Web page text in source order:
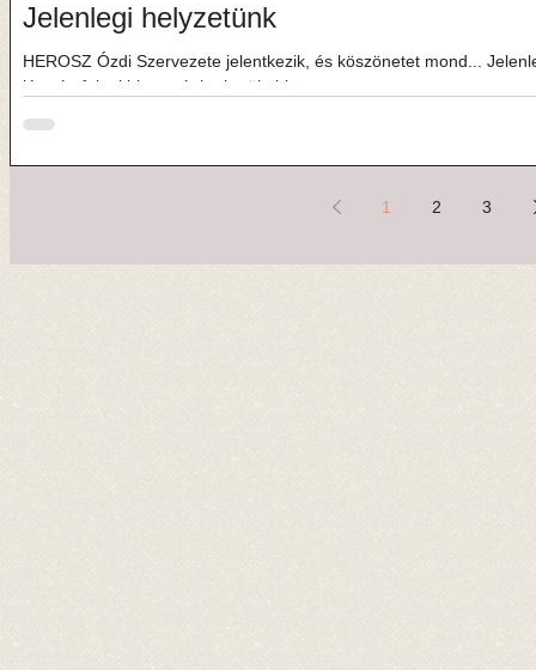
Jelenlegi helyzetünk
HEROSZ Ózdi Szervezete jelentkezik, és köszönetet mond...
létszámfeletti biztonságba került, hiszen...
1 2 3